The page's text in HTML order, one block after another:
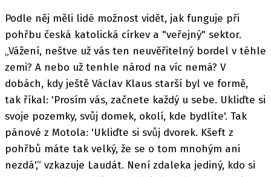
Podle něj měli lidé možnost vidět, jak funguje při
pohřbu česká katolická církev a "veřejný" sektor.
„Vážení, neštve už vás ten neuvěřitelný bordel v téhle
zemi? A nebo už tenhle národ na víc nemá? V
dobách, kdy ještě Václav Klaus starší byl ve formě,
tak říkal: 'Prosím vás, začnete každý u sebe. Ukliďte si
svoje pozemky, svůj domek, okolí, kde bydlíte'. Tak
pánové z Motola: 'Ukliďte si svůj dvorek. Kšeft z
pohřbů máte tak velký, že se o tom mnohým ani
nezdá',“ vzkazuje Laudát. Není zdaleka jediný, kdo si